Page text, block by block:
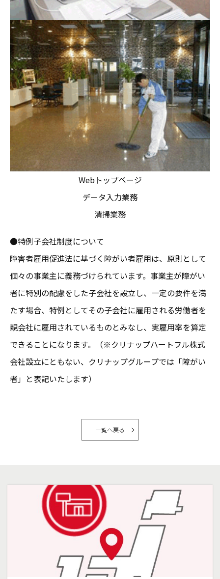
Webトップページ
データ入力業務
清掃業務
●特例子会社制度について
障害者雇用促進法に基づく障がい者雇用は、原則として
個々の事業主に義務づけられています。事業主が障がい
者に特別の配慮をした子会社を設立し、一定の要件を満
たす場合、特例としてその子会社に雇用される労働者を
親会社に雇用されているものとみなし、実雇用率を算定
できることになります。（※クリナップハートフル株式
会社設立にともない、クリナップグループでは「障がい
者」と表記いたします）
一覧へ戻る